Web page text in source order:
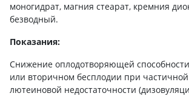
моногидрат, магния стеарат, кремния
безводный.
Показания:
Снижение оплодотворяющей
или вторичном бесплодии при
лютеиновой недостаточности